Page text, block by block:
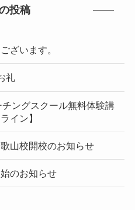
投稿
ざいます。
礼
チングスクール無料体験講
イン】
山校開校のお知らせ
のお知らせ